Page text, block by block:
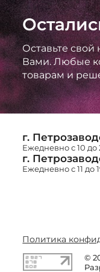
Оставьте
Вами. Любые
товарам и
г.
Ежедневно с 10 до
г.
Ежедневно с 11 до
Политика
©